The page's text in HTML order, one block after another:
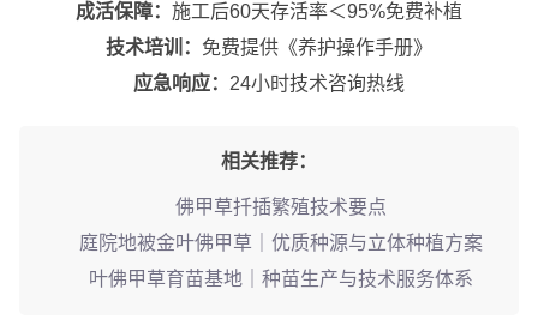
成活保障： 施工后60天存活率＜95%免费补植
技术培训： 免费提供《养护操作手册》
应急响应： 24小时技术咨询热线
相关推荐：
佛甲草扦插繁殖技术要点
庭院地被金叶佛甲草｜优质种源与立体种植方案
叶佛甲草育苗基地｜种苗生产与技术服务体系